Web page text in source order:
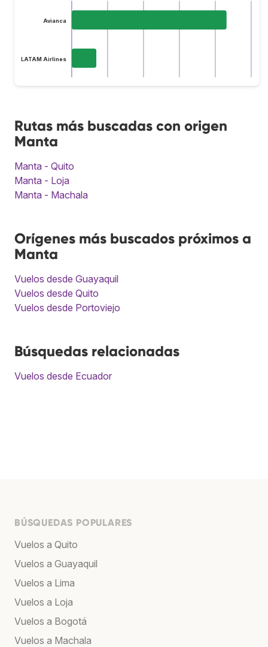
Avianca
LATAM Airlines
Rutas más buscadas con origen
Manta
Manta - Quito
Manta - Loja
Manta - Machala
Orígenes más buscados próximos a
Manta
Vuelos desde Guayaquil
Vuelos desde Quito
Vuelos desde Portoviejo
Búsquedas relacionadas
Vuelos desde Ecuador
BÚSQUEDAS POPULARES
Vuelos a Quito
Vuelos a Guayaquil
Vuelos a Lima
Vuelos a Loja
Vuelos a Bogotá
Vuelos a Machala